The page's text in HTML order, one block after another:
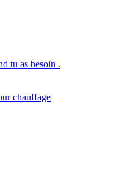
tu as besoin .
chauffage